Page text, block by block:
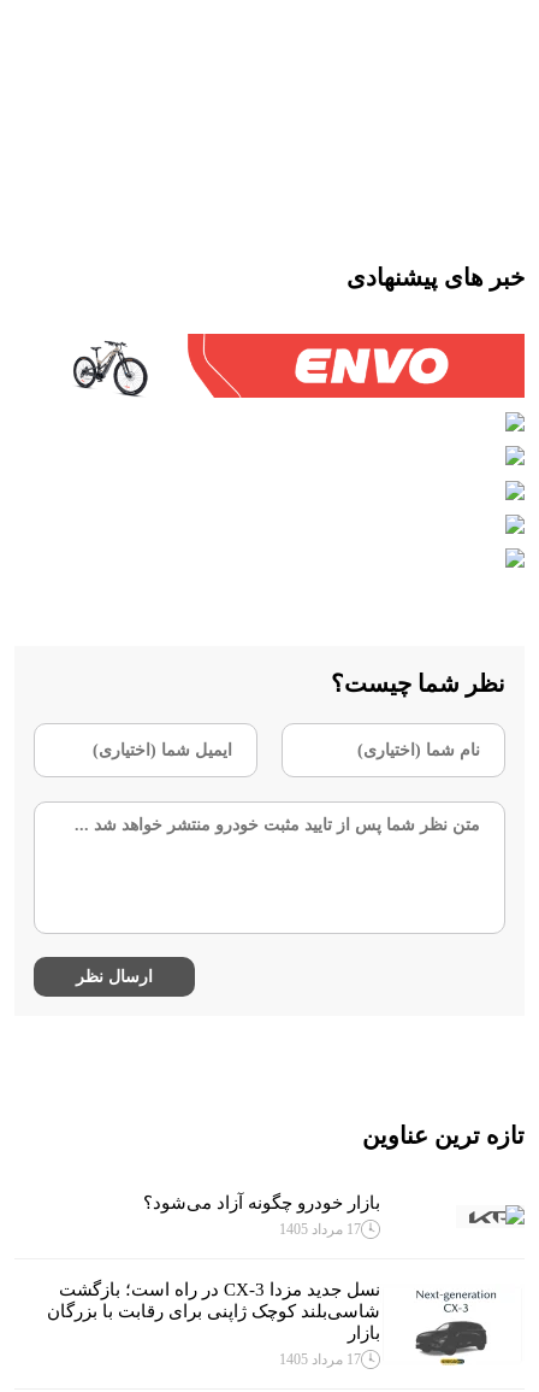
خبر های پیشنهادی
نظر شما چیست؟
تازه ترین عناوین
بازار خودرو چگونه آزاد می‌شود؟
17 مرداد 1405
نسل جدید مزدا CX-3 در راه است؛ بازگشت
شاسی‌بلند کوچک ژاپنی برای رقابت با بزرگان
بازار
17 مرداد 1405